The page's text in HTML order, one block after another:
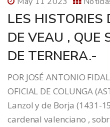
LES HISTORIES
DE VEAU , QUE
DE TERNERA.-
POR JOSÉ ANTONIO
OFICIAL DE COLUNGA
Lanzol y de Borja (1431-
cardenal valenciano ,